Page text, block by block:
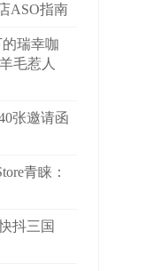
ASO指南
瑞幸咖
毛惹人
张邀请函
青睐：
抖三国